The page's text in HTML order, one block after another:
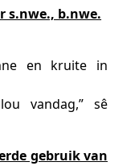
s.nwe., b.nwe.
en kruite in
vandag,” sê
gebruik van